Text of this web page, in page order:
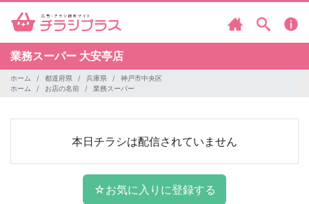
業務スーパー 大安亭店
ホーム 都道府県 兵庫県
神戸市中央区
ホーム
お店の名前 業務スーパー
本日チラシは配信されていません